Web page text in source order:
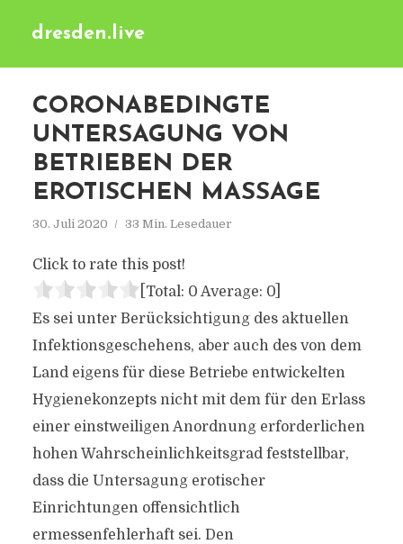
dresden.live
CORONABEDINGTE
UNTERSAGUNG VON
BETRIEBEN DER
EROTISCHEN MASSAGE
30. Juli 2020 33 Min. Lesedauer
Click to rate this post!
[Total: 0 Average: 0]
Es sei unter Berücksichtigung des aktuellen
Infektionsgeschehens, aber auch des von dem
Land eigens für diese Betriebe entwickelten
Hygienekonzepts nicht mit dem für den Erlass
einer einstweiligen Anordnung erforderlichen
hohen Wahrscheinlichkeitsgrad feststellbar,
dass die Untersagung erotischer
Einrichtungen offensichtlich
ermessenfehlerhaft sei. Den